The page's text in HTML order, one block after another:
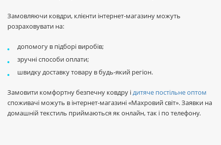
Замовляючи ковдри, клієнти інтернет-магазину можуть
розраховувати на:
допомогу в підборі виробів;
зручні способи оплати;
швидку доставку товару в будь-який регіон.
Замовити комфортну безпечну ковдру ідитяче постільне оптом
споживачі можуть в інтернет-магазині «Махровий світ». Заявки на
домашній текстиль приймаються як онлайн, так і по телефону.